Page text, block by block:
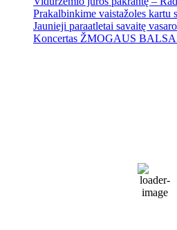
Prakalbinkime vaistažoles kartu
Jaunieji paraatletai savaitę
Koncertas ŽMOGAUS
66 %